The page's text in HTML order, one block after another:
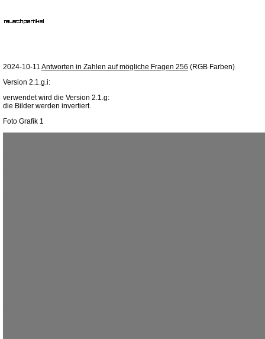
2024-10-11 Antworten in Zahlen auf mögliche Fragen 256 (RGB Farben)
Version 2.1.g.i:
verwendet wird die Version 2.1.g:
die Bilder werden invertiert.
Foto Grafik 1